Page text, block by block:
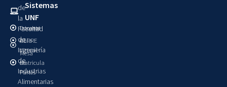
Sistemas
UNF
Intranet
Aula
Virtual
Matricula
Docente
CEPRE
Mesa
de
Partes
de
la
Facultad
de
Ingeniería
de
Industrias
Alimentarias